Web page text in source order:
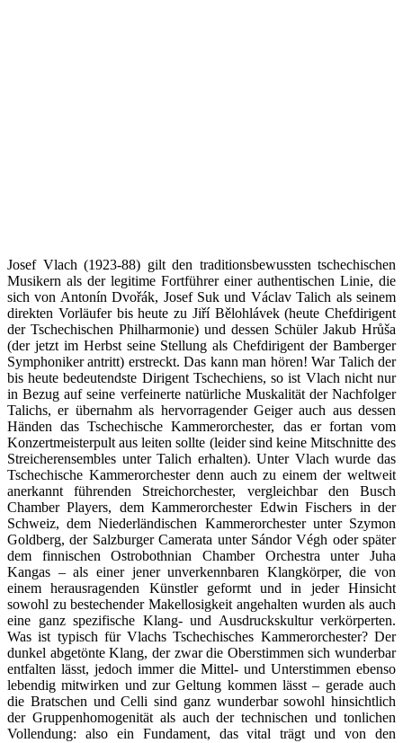
Josef Vlach (1923-88) gilt den traditionsbewussten tschechischen
Musikern als der legitime Fortführer einer authentischen Linie, die
sich von Antonín Dvořák, Josef Suk und Václav Talich als seinem
direkten Vorläufer bis heute zu Jiří Bělohlávek (heute Chefdirigent
der Tschechischen Philharmonie) und dessen Schüler Jakub Hrůša
(der jetzt im Herbst seine Stellung als Chefdirigent der Bamberger
Symphoniker antritt) erstreckt. Das kann man hören! War Talich der
bis heute bedeutendste Dirigent Tschechiens, so ist Vlach nicht nur
in Bezug auf seine verfeinerte natürliche Muskalität der Nachfolger
Talichs, er übernahm als hervorragender Geiger auch aus dessen
Händen das Tschechische Kammerorchester, das er fortan vom
Konzertmeisterpult aus leiten sollte (leider sind keine Mitschnitte des
Streicherensembles unter Talich erhalten). Unter Vlach wurde das
Tschechische Kammerorchester denn auch zu einem der weltweit
anerkannt führenden Streichorchester, vergleichbar den Busch
Chamber Players, dem Kammerorchester Edwin Fischers in der
Schweiz, dem Niederländischen Kammerorchester unter Szymon
Goldberg, der Salzburger Camerata unter Sándor Végh oder später
dem finnischen Ostrobothnian Chamber Orchestra unter Juha
Kangas – als einer jener unverkennbaren Klangkörper, die von
einem herausragenden Künstler geformt und in jeder Hinsicht
sowohl zu bestechender Makellosigkeit angehalten wurden als auch
eine ganz spezifische Klang- und Ausdruckskultur verkörperten.
Was ist typisch für Vlachs Tschechisches Kammerorchester? Der
dunkel abgetönte Klang, der zwar die Oberstimmen sich wunderbar
entfalten lässt, jedoch immer die Mittel- und Unterstimmen ebenso
lebendig mitwirken und zur Geltung kommen lässt – gerade auch
die Bratschen und Celli sind ganz wunderbar sowohl hinsichtlich
der Gruppenhomogenität als auch der technischen und tonlichen
Vollendung: also ein Fundament, das vital trägt und von den